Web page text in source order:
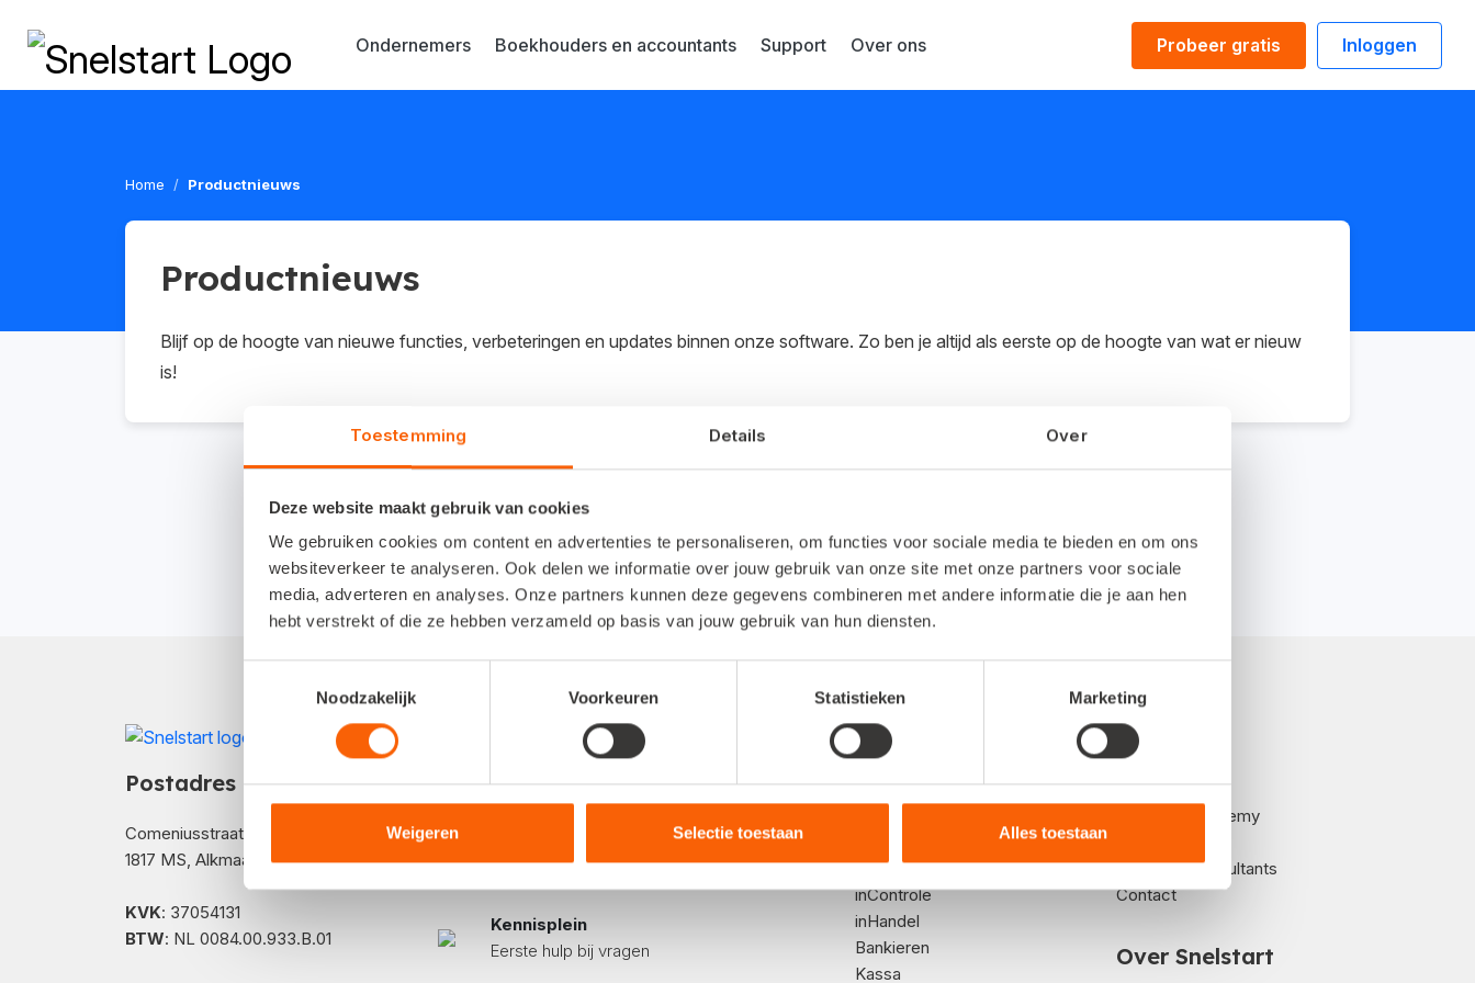
Toestemming Details Over
Deze website maakt gebruik van cookies
We gebruiken cookies om content en advertenties te personaliseren, om functies voor sociale media te bieden en om ons
websiteverkeer te analyseren. Ook delen we informatie over jouw gebruik van onze site met onze partners voor sociale
media, adverteren en analyses. Onze partners kunnen deze gegevens combineren met andere informatie die je aan hen
hebt verstrekt of die ze hebben verzameld op basis van jouw gebruik van hun diensten.
Noodzakelijk
Voorkeuren Statistieken Marketing
Weigeren Selectie toestaan Alles toestaan
Probeer gratis Inloggen
Ondernemers Boekhouders en accountants Support Over ons
Home Productnieuws
Productnieuws
Blijf op de hoogte van nieuwe functies, verbeteringen en updates binnen onze software. Zo ben je altijd als eerste op de hoogte van wat er nieuw
is!
Bekijk meer artikelen
Postadres
Comeniusstraat 10
1817 MS, Alkmaar
KVK: 37054131
BTW: NL 0084.00.933.B.01
Hoe kunnen we je helpen?
Bel ons
Kennisplein
Eerste hulp bij vragen
Voor ondernemers
inStap
inZicht
inControle
inHandel
Bankieren
Kassa
Support
Kennisplein
Snelstart Academy
Snelstart-consultants
Contact
Over Snelstart